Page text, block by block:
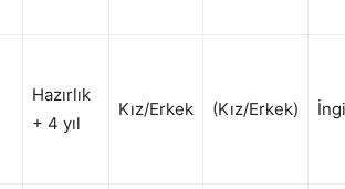
Hazırlık
+ 4 yıl
Kız/Erkek (Kız/Erkek)